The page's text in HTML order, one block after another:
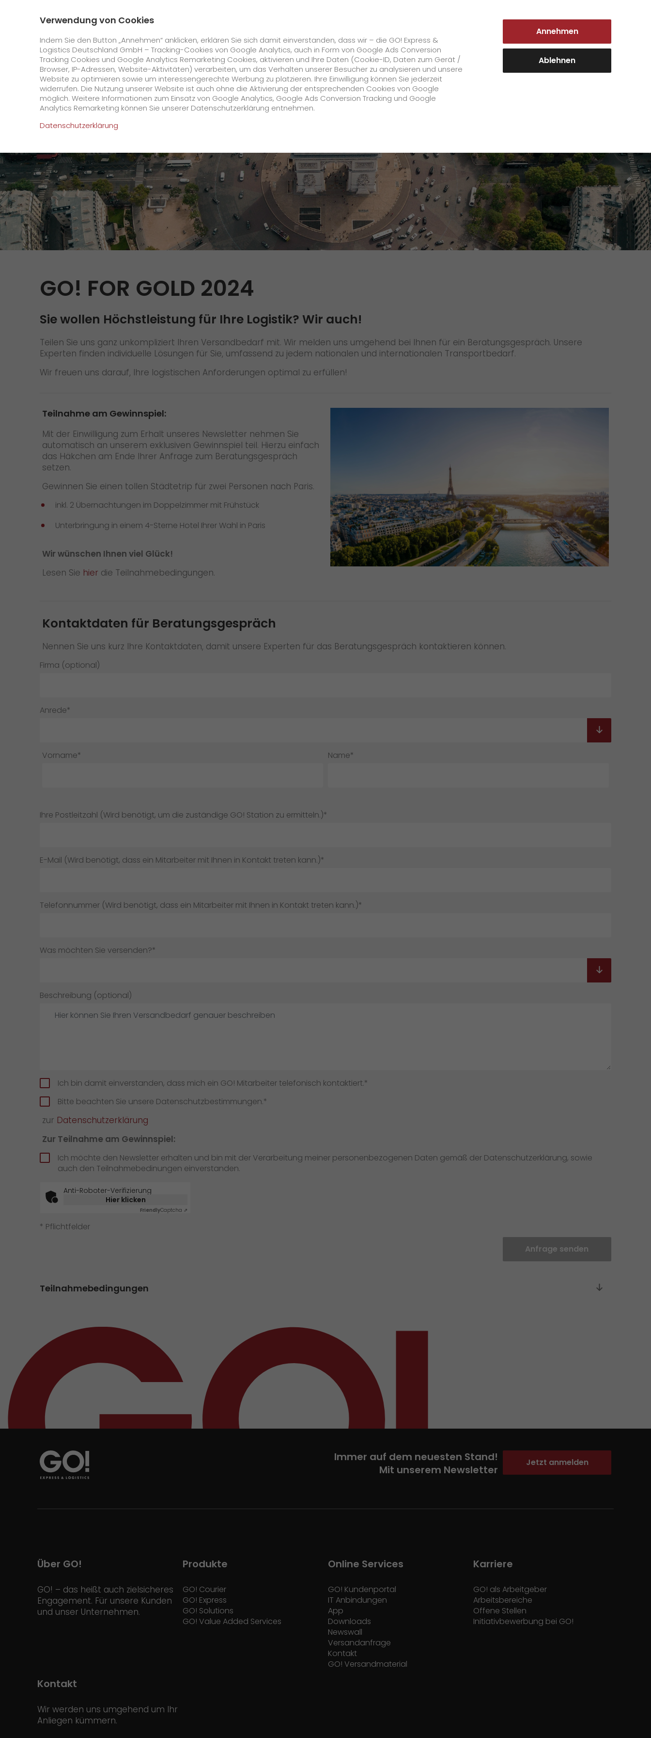
Login Kundenportal
GO! Courier GO! Express GO! Solutions GO! Value Added Services
Online Services
GO! Kundenportal
>
App
Downloads
Newswall
+
Wir rocken Ihre Logistik
Tiroler Currywurst in
GO! erhält Auszeichnung
„Höchste Kundenempfehlung“
Versandanfrage
Kontakt
Unternehmen
Daten & Fakten
Historie
CSR
Qualität
Zertifizierungen
GO! Pressekontakt
>
Offene Stellen
Initiativbewerbung bei GO!
Initiativbewerbung als Kurier
Initiativbewerbung als Mitarbeiter
Initiativbewerbung als Sortierkraft
Startseite GO! FOR GOLD 2024
GO! FOR GOLD 2024
Sie wollen Höchstleistung für Ihre Logistik? Wir auch!
Teilen Sie uns ganz unkompliziert Ihren Versandbedarf mit. Wir melden uns umgehend bei Ihnen für ein Beratungsgespräch. Unsere
Experten finden individuelle Lösungen für Sie, umfassend zu jedem nationalen und internationalen Transportbedarf.
Wir freuen uns darauf, Ihre logistischen Anforderungen optimal zu erfüllen!
Teilnahme am Gewinnspiel:
Mit der Einwilligung zum Erhalt unseres Newsletter nehmen Sie
automatisch an unserem exklusiven Gewinnspiel teil. Hierzu einfach
das Häkchen am Ende Ihrer Anfrage zum Beratungsgespräch
setzen.
Gewinnen Sie einen tollen Städtetrip für zwei Personen nach Paris.
inkl. 2 Übernachtungen im Doppelzimmer mit Frühstück
Unterbringung in einem 4-Sterne Hotel Ihrer Wahl in Paris
Wir wünschen Ihnen viel Glück!
Lesen Sie hier die Teilnahmebedingungen.
Kontaktdaten für Beratungsgespräch
Nennen Sie uns kurz Ihre Kontaktdaten, damit unsere Experten für das Beratungsgespräch kontaktieren können.
Firma (optional)
Anrede*
Vorname* Name*
Ihre Postleitzahl (Wird benötigt, um die zuständige GO! Station zu ermitteln.)*
E-Mail (Wird benötigt, dass ein Mitarbeiter mit Ihnen in Kontakt treten kann.)*
Telefonnummer (Wird benötigt, dass ein Mitarbeiter mit Ihnen in Kontakt treten kann.)*
Was möchten Sie versenden?*
Beschreibung (optional)
Ich bin damit einverstanden, dass mich ein GO! Mitarbeiter telefonisch kontaktiert.*
Bitte beachten Sie unsere Datenschutzbestimmungen.*
zur Datenschutzerklärung
Zur Teilnahme am Gewinnspiel:
Ich möchte den Newsletter erhalten und bin mit der Verarbeitung meiner personenbezogenen Daten gemäß der Datenschutzerklärung, sowie
auch den Teilnahmebedinungen einverstanden.
Anti-Roboter-Verifizierung
Hier klicken
FriendlyCaptcha ⇗
* Pflichtfelder
Anfrage senden
Teilnahmebedingungen
Immer auf dem neuesten Stand!
Mit unserem Newsletter
Jetzt anmelden
Über GO!
GO! – das heißt auch zielsicheres
Engagement. Für unsere Kunden
und unser Unternehmen.
Produkte
GO! Courier
GO! Express
GO! Solutions
GO! Value Added Services
Online Services
GO! Kundenportal
IT Anbindungen
App
Downloads
Newswall
Versandanfrage
Kontakt
GO! Versandmaterial
Karriere
GO! als Arbeitgeber
Arbeitsbereiche
Offene Stellen
Initiativbewerbung bei GO!
Kontakt
Wir werden uns umgehend um Ihr
Anliegen kümmern.
Verwendung von Cookies
Indem Sie den Button „Annehmen“ anklicken, erklären Sie sich damit einverstanden, dass wir – die GO! Express &
Logistics Deutschland GmbH – Tracking-Cookies von Google Analytics, auch in Form von Google Ads Conversion
Tracking Cookies und Google Analytics Remarketing Cookies, aktivieren und Ihre Daten (Cookie-ID, Daten zum Gerät /
Browser, IP-Adressen, Website-Aktivitäten) verarbeiten, um das Verhalten unserer Besucher zu analysieren und unsere
Website zu optimieren sowie um interessengerechte Werbung zu platzieren. Ihre Einwilligung können Sie jederzeit
widerrufen. Die Nutzung unserer Website ist auch ohne die Aktivierung der entsprechenden Cookies von Google
möglich. Weitere Informationen zum Einsatz von Google Analytics, Google Ads Conversion Tracking und Google
Analytics Remarketing können Sie unserer Datenschutzerklärung entnehmen.
Datenschutzerklärung
Annehmen
Ablehnen